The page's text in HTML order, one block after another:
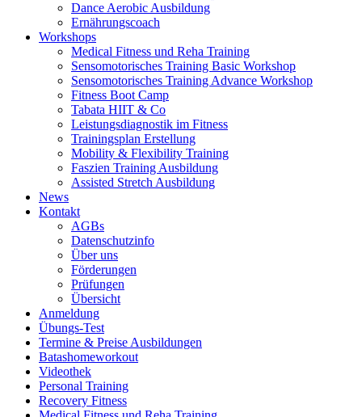
Dance Aerobic Ausbildung
Ernährungscoach
Workshops
Medical Fitness und Reha Training
Sensomotorisches Training Basic Workshop
Sensomotorisches Training Advance Workshop
Fitness Boot Camp
Tabata HIIT & Co
Leistungsdiagnostik im Fitness
Trainingsplan Erstellung
Mobility & Flexibility Training
Faszien Training Ausbildung
Assisted Stretch Ausbildung
News
Kontakt
AGBs
Datenschutzinfo
Über uns
Förderungen
Prüfungen
Übersicht
Anmeldung
Übungs-Test
Termine & Preise Ausbildungen
Batashomeworkout
Videothek
Personal Training
Recovery Fitness